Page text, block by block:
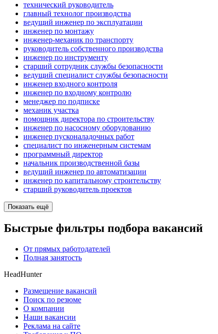
технический руководитель
главный технолог производства
ведущий инженер по эксплуатации
инженер по монтажу
инженер-механик по транспорту
руководитель собственного производства
инженер по инструменту
старший сотрудник службы безопасности
ведущий специалист службы безопасности
инженер входного контроля
инженер по входному контролю
менеджер по подписке
механик участка
помощник директора по строительству
инженер по насосному оборудованию
инженер пусконаладочных работ
специалист по инженерным системам
программный директор
начальник производственной базы
ведущий инженер по автоматизации
инженер по капитальному строительству
старший руководитель проектов
Показать ещё
Быстрые фильтры подбора вакансий
От прямых работодателей
Полная занятость
HeadHunter
Размещение вакансий
Поиск по резюме
О компании
Наши вакансии
Реклама на сайте